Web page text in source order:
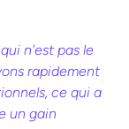
n'est pas le
rapidement
ce qui a
un gain